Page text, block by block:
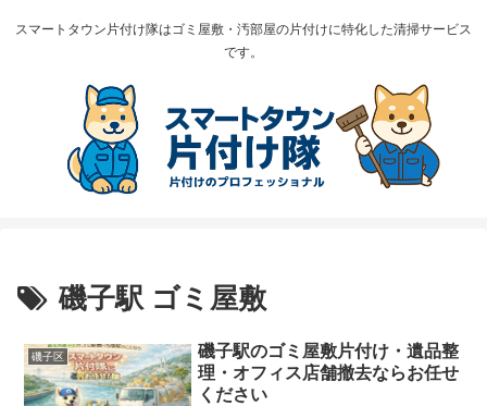
スマートタウン片付け隊はゴミ屋敷・汚部屋の片付けに特化した清掃サービス
です。
磯子駅 ゴミ屋敷
磯子区
磯子駅のゴミ屋敷片付け・遺品整
理・オフィス店舗撤去ならお任せ
ください